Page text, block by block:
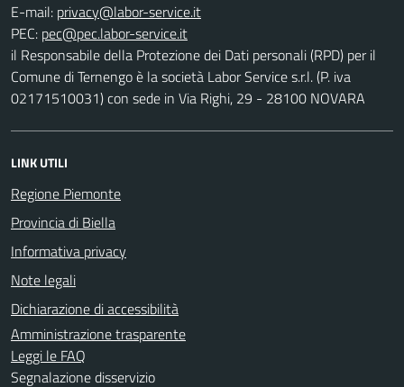
E-mail:
PEC:
il Responsabile della Protezione dei Dati personali (RPD) per il
Comune di Ternengo è la società Labor Service s.r.l. (P. iva
02171510031) con sede in Via Righi, 29 - 28100 NOVARA
LINK UTILI
Regione Piemonte
Provincia di Biella
Informativa privacy
Note legali
Dichiarazione di accessibilità
Amministrazione trasparente
Leggi le FAQ
Segnalazione disservizio